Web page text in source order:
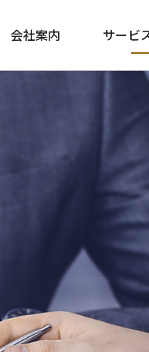
会社案内 サービ